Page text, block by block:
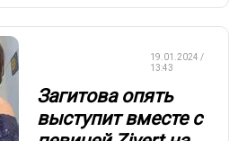
19.01.2024 /
13:43
Загитова опять
выступит вместе с